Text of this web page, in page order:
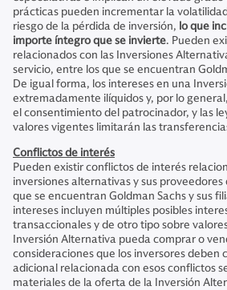
prácticas pueden incrementar la
riesgo de la pérdida de inversión, lo que
importe íntegro que se invierte. Pueden
relacionados con las Inversiones
servicio, entre los que se encuentran
De igual forma, los intereses en una
extremadamente ilíquidos y, por lo
el consentimiento del patrocinador, y las
valores vigentes limitarán las
Conflictos de interés
Pueden existir conflictos de interés
inversiones alternativas y sus
que se encuentran Goldman Sachs y sus
intereses incluyen múltiples posibles
transaccionales y de otro tipo sobre
Inversión Alternativa pueda comprar o
consideraciones que los inversores deben
adicional relacionada con esos conflictos
materiales de la oferta de la Inversión